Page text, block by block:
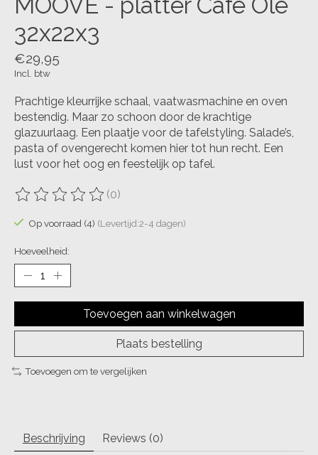
MOOVE - platter Cafe Ole
32x22x3
€29,95
Incl. btw
Prachtige kleurrijke schaal, vaatwasmachine en oven
bestendig. Maar zo schoon door de krachtige
glazuurlaag. Een plaatje voor de tafelstyling. Salade’s,
pasta of ovengerecht komen hier tot hun recht. Een
lust voor het oog en feestelijk op tafel.
De beoordeling van dit product is
(0)
Op voorraad (4) (Levertijd:2-4 dagen)
Hoeveelheid:
Toevoegen aan winkelwagen
Plaats bestelling
Toevoegen om te vergelijken
Beschrijving Reviews (0)